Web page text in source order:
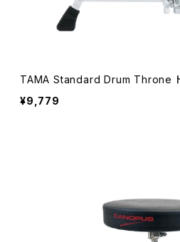
TAMA Standard Drum Throne
¥9,779